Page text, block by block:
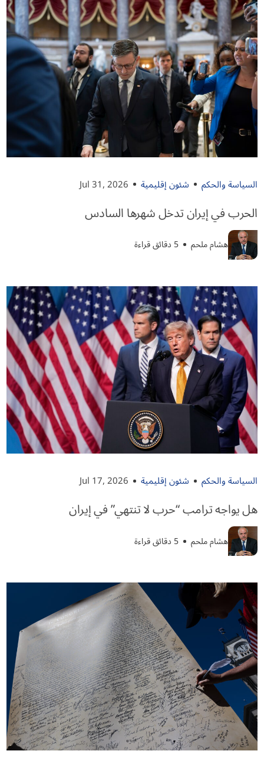
السياسة والحكم شئون إقليمية Jul 31, 2026
الحرب في إيران تدخل شهرها السادس
هشام ملحم 5 دقائق قراءة
السياسة والحكم شئون إقليمية Jul 17, 2026
هل يواجه ترامب “حرب لا تنتهي” في إيران
هشام ملحم 5 دقائق قراءة